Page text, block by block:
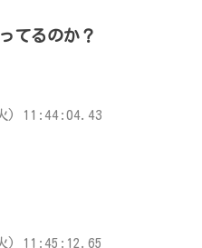
てるのか？
) 11:44:04.43
) 11:45:12.65